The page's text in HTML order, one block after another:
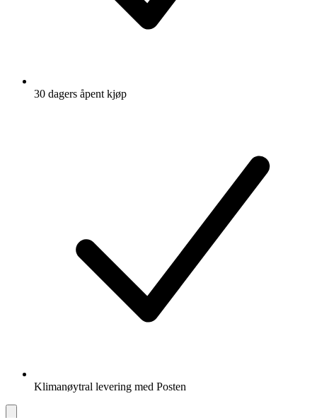
30 dagers åpent kjøp
Klimanøytral levering med Posten